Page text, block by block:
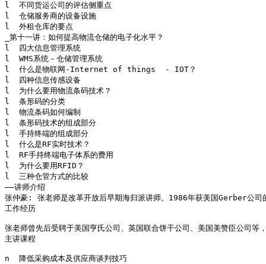
l  不同货运公司的评估侧重点
l  仓储服务商的设备设施
l  外租仓库的要点
_第十一讲：如何提高物流仓储的电子化水平？
l  四大信息管理系统
l  WMS系统－仓储管理系统
l  什么是物联网-Internet of things  - IOT？
l  四种信息传感设备
l  为什么要用物流条码技术？
l  条形码的分类
l  物流条码如何编制
l  条形码技术的组成部分
l  手持终端的组成部分
l  什么是RF实时技术？
l  RF手持终端电子体系的费用
l  为什么要用RFID？
l  三种仓管方式的比较
——讲师介绍
张仲豪: 张老师是改革开放后早期海归派讲师。1986年
工作经历
张老师曾先后受聘于美国亨氏公司、英国联合饼干公司、美国美赞臣公司
主讲课程
n  降低采购成本及供应商谈判技巧